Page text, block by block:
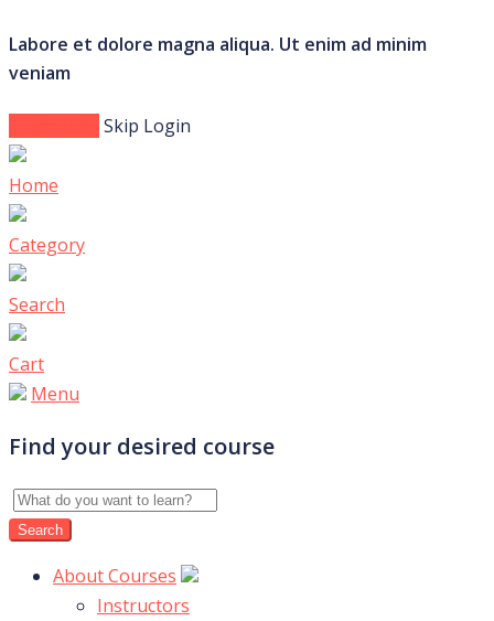
Labore et dolore magna aliqua. Ut enim ad minim
veniam
Skip Login
Home
Category
Search
Cart
Menu
Find your desired course
About Courses
Instructors